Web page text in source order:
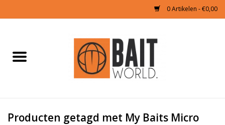
0 Artikelen - €0,00
Producten getagd met My Baits Micro